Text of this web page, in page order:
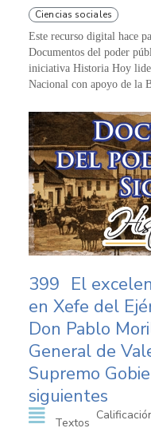
Ciencias sociales
Este recurso digital hace
Documentos del poder
iniciativa Historia Hoy
Nacional con apoyo de la
399 El
en Xefe del
Don Pablo
General de
Supremo
siguientes
Textos